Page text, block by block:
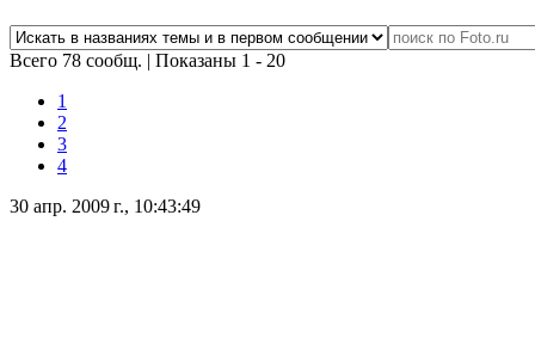
Всего 78 сообщ. | Показаны 1 - 20
1
2
3
4
30 апр. 2009 г., 10:43:49